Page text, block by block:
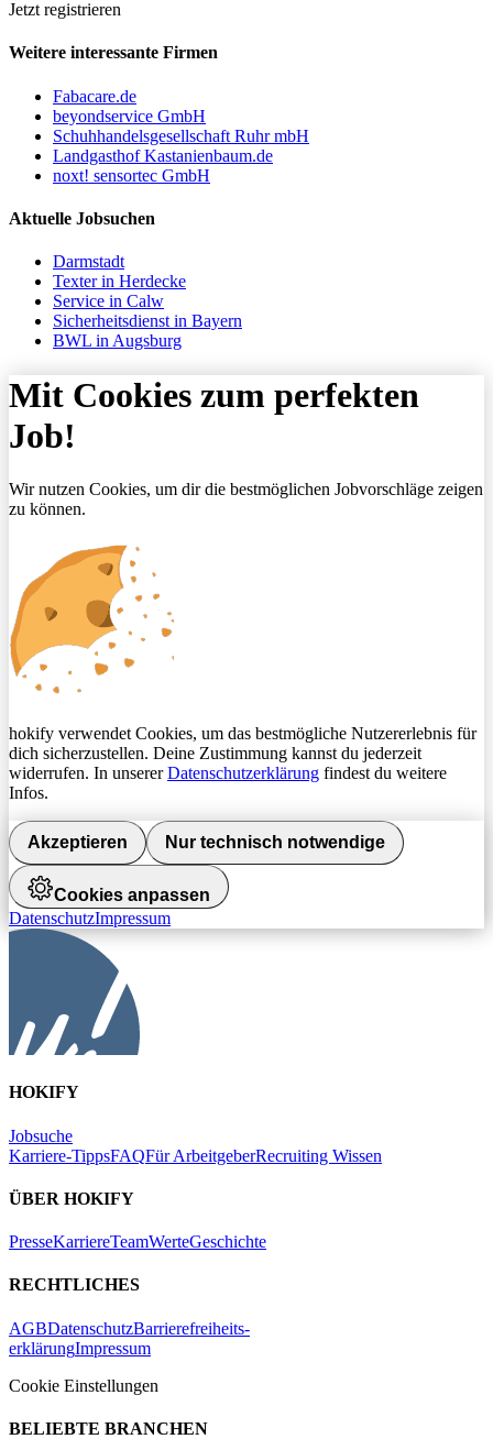
Jetzt registrieren
Weitere interessante Firmen
Fabacare.de
beyondservice GmbH
Schuhhandelsgesellschaft Ruhr mbH
Landgasthof Kastanienbaum.de
noxt! sensortec GmbH
Aktuelle Jobsuchen
Darmstadt
Texter in Herdecke
Service in Calw
Sicherheitsdienst in Bayern
BWL in Augsburg
Mit Cookies zum perfekten
Job!
Wir nutzen Cookies, um dir die bestmöglichen Jobvorschläge zeigen
zu können.
hokify verwendet Cookies, um das bestmögliche Nutzererlebnis für
dich sicherzustellen. Deine Zustimmung kannst du jederzeit
widerrufen. In unsererDatenschutzerklärung findest du weitere
Infos.
Akzeptieren Nur technisch notwendige
Cookies anpassen
DatenschutzImpressum
HOKIFY
Jobsuche
Karriere-TippsFAQFür ArbeitgeberRecruiting Wissen
ÜBER HOKIFY
PresseKarriereTeamWerteGeschichte
RECHTLICHES
AGBDatenschutzBarrierefreiheits-
erklärungImpressum
Cookie Einstellungen
BELIEBTE BRANCHEN